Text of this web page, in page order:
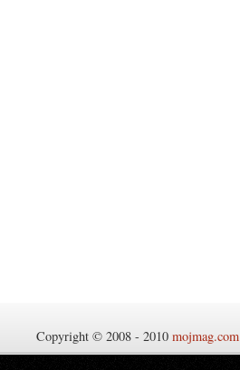
Copyright © 2008 - 2010 mojmag.com